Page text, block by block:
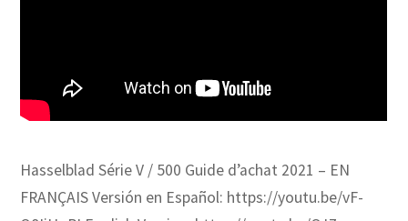
Hasselblad Série V / 500 Guide d’achat 2021 – EN
FRANÇAIS Versión en Español: https://youtu.be/vF-